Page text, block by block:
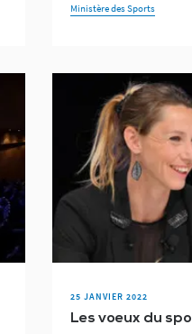
Ministère des Sports
25 JANVIER 2022
Les voeux du